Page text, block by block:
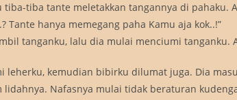
tiba-tiba tante meletakkan tangannya di pahaku.
Tante hanya memegang paha Kamu aja kok..!”
tanganku, lalu dia mulai menciumi tanganku.
leherku, kemudian bibirku dilumat juga. Dia
Nafasnya mulai tidak beraturan